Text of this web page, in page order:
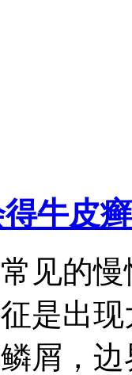
牛皮癣
见的
是出
屑，